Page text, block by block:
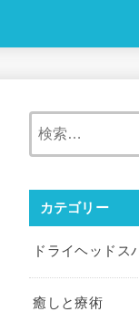
カテゴリー
ドライヘッドス
癒しと療術